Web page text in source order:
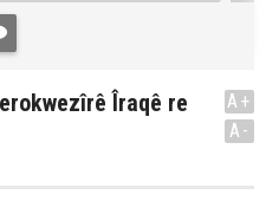
Îraqê re
A+
A-